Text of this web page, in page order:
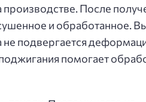
После
и обработанное.
подвергается
помогает